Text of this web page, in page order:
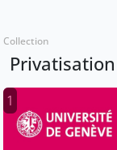
Collection
Privatisation
1